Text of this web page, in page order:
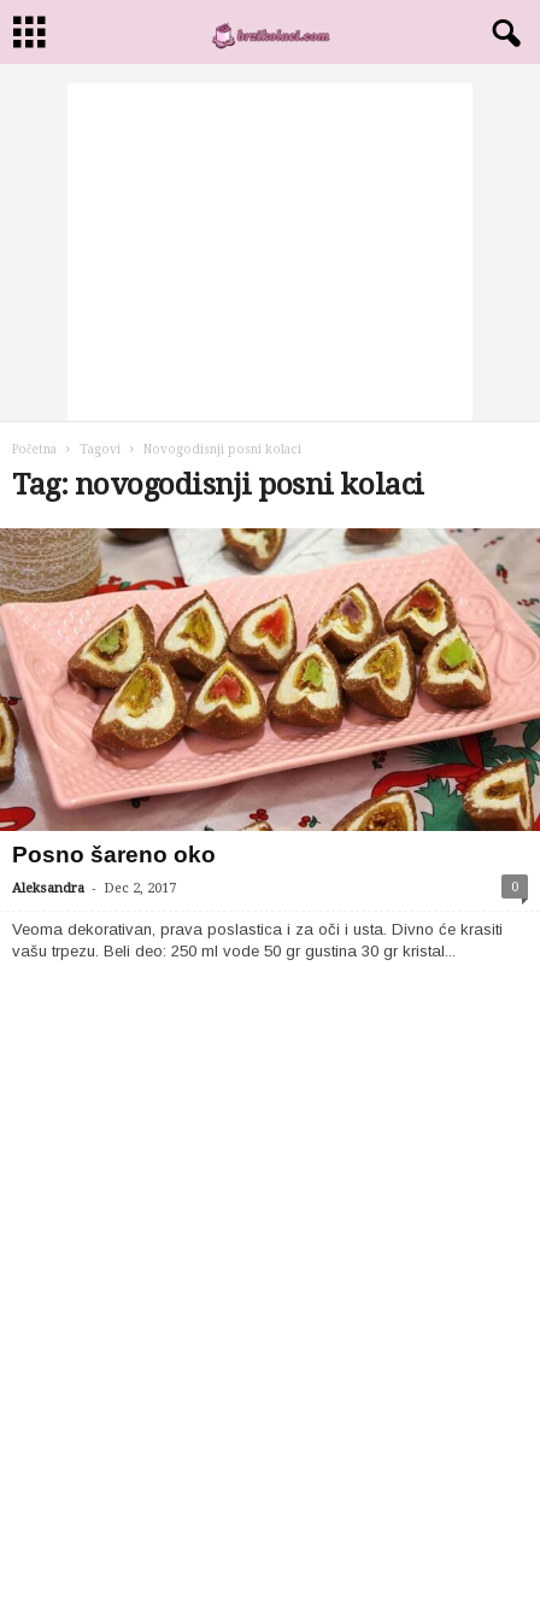
Početna Tagovi Novogodisnji posni kolaci
Tag: novogodisnji posni kolaci
Posno šareno oko
Aleksandra - Dec 2, 2017 0
Veoma dekorativan, prava poslastica i za oči i usta. Divno će krasiti
vašu trpezu. Beli deo: 250 ml vode 50 gr gustina 30 gr kristal...